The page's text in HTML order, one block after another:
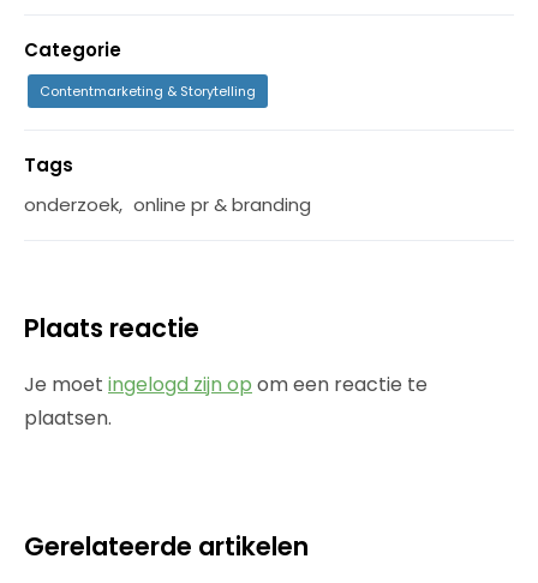
Categorie
Contentmarketing & Storytelling
Tags
onderzoek, online pr & branding
Plaats reactie
Je moet ingelogd zijn op om een reactie te
plaatsen.
Gerelateerde artikelen